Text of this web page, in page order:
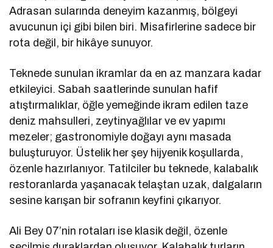
Adrasan sularında deneyim kazanmış, bölgeyi
avucunun içi gibi bilen biri. Misafirlerine sadece bir
rota değil, bir hikâye sunuyor.
Teknede sunulan ikramlar da en az manzara kadar
etkileyici. Sabah saatlerinde sunulan hafif
atıştırmalıklar, öğle yemeğinde ikram edilen taze
deniz mahsulleri, zeytinyağlılar ve ev yapımı
mezeler; gastronomiyle doğayı aynı masada
buluşturuyor. Üstelik her şey hijyenik koşullarda,
özenle hazırlanıyor. Tatilciler bu teknede, kalabalık
restoranlarda yaşanacak telaştan uzak, dalgaların
sesine karışan bir sofranın keyfini çıkarıyor.
Ali Bey 07’nin rotaları ise klasik değil, özenle